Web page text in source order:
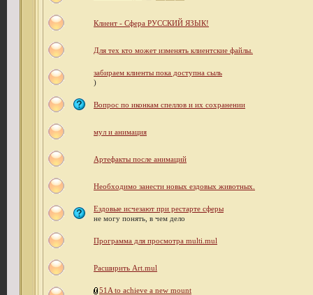
Клиент - Сфера РУССКИЙ ЯЗЫК!
Для тех кто может изменять клиентские файлы.
забираем клиенты пока доступна сыль
)
Вопрос по иконкам спеллов и их сохранении
мул и анимация
Артефакты после анимаций
Необходимо занести новых ездовых животных.
Ездовые исчезают при рестарте сферы
не могу понять, в чем дело
Программа для просмотра multi.mul
Расширить Art.mul
51A to achieve a new mount